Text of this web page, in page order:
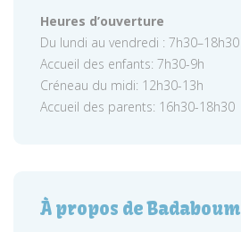
Heures d’ouverture
Du lundi au vendredi : 7h30–18h30
Accueil des enfants: 7h30-9h
Créneau du midi: 12h30-13h
Accueil des parents: 16h30-18h30
À propos de Badaboum